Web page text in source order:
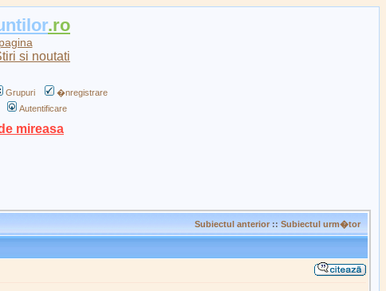
.ro
Grupuri
�nregistrare
Autentificare
mireasa
Subiectul anterior :: Subiectul urm�tor